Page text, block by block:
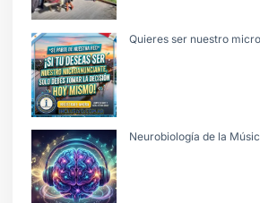
Quieres ser nuestro
Neurobiología de la